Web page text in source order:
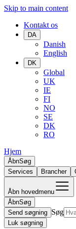
Skip to main content
Kontakt os
DA
Danish
English
DK
Global
UK
IE
FI
NO
SE
DK
RO
Hjem
ÅbnSøg
Services
Brancher
Åbn hovedmenu
ÅbnSøg
Send søgning Søg
Luk søgning